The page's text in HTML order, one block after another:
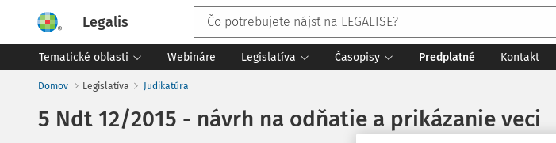
Legalis
Tematické oblasti Webináre Legislatíva Časopisy Predplatné Kontakt
Domov Legislatíva Judikatúra
5 Ndt 12/2015 - návrh na odňatie a prikázanie veci